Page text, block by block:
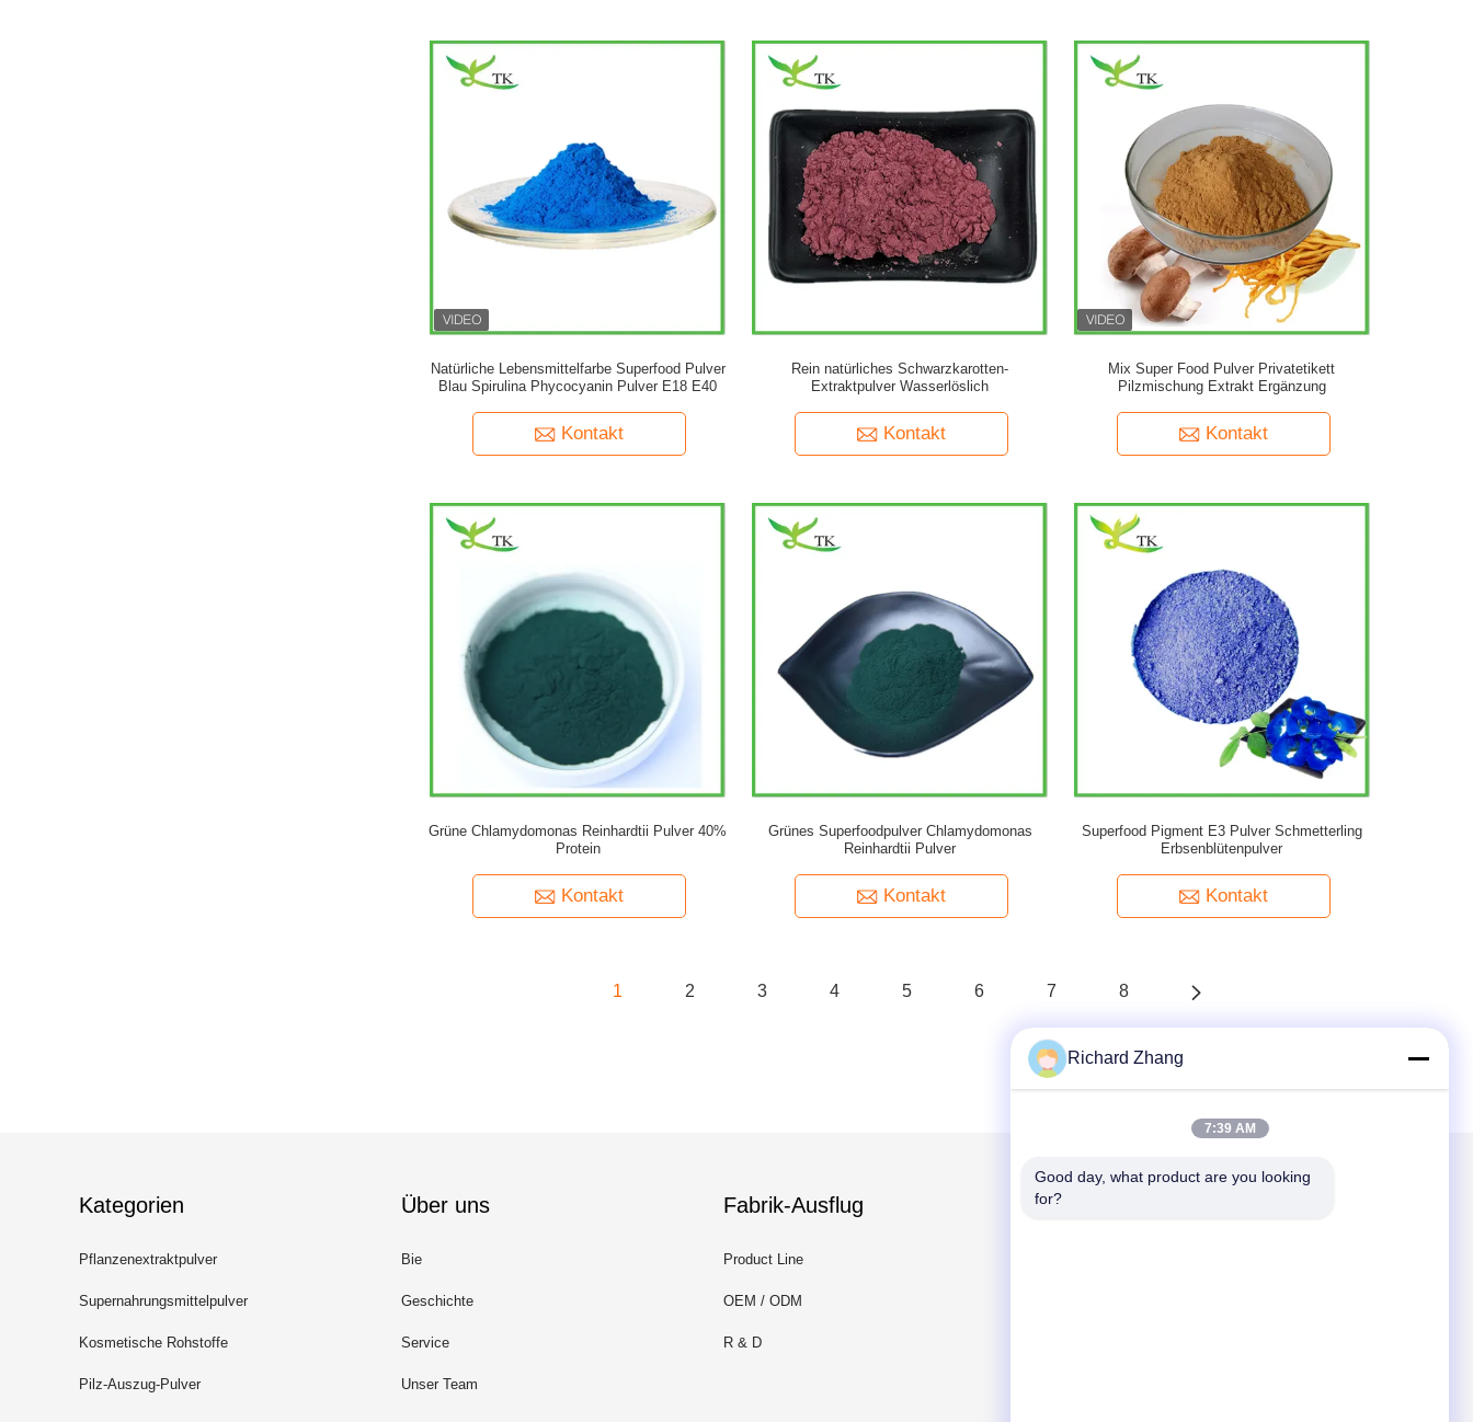
Natürliche Lebensmittelfarbe Superfood Pulver
Blau Spirulina Phycocyanin Pulver E18 E40
Kontakt
Rein natürliches Schwarzkarotten-
Extraktpulver Wasserlöslich
Kontakt
Mix Super Food Pulver Privatetikett
Pilzmischung Extrakt Ergänzung
Kontakt
Grüne Chlamydomonas Reinhardtii Pulver 40%
Protein
Kontakt
Grünes Superfoodpulver Chlamydomonas
Reinhardtii Pulver
Kontakt
Superfood Pigment E3 Pulver Schmetterling
Erbsenblütenpulver
Kontakt
1 2 3 4 5 6 7 8
Kategorien
Pflanzenextraktpulver
Supernahrungsmittelpulver
Kosmetische Rohstoffe
Pilz-Auszug-Pulver
Über uns
Bie
Geschichte
Service
Unser Team
Fabrik-Ausflug
Product Line
OEM / ODM
R & D
Mailen Sie uns
Richard Zhang
7:39 AM
Good day, what product are you looking
for?